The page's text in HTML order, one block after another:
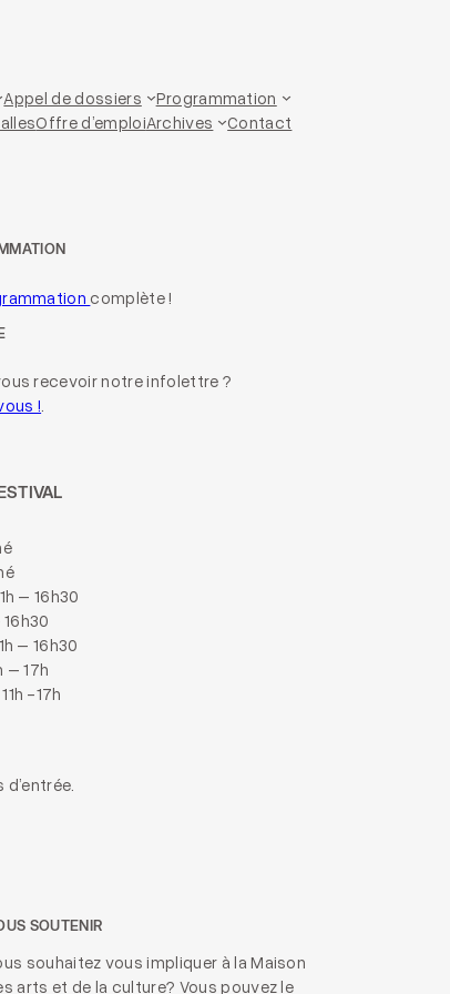
Appel de dossiers
Programmation
Offre d’emploiArchives Contact
complète !
recevoir notre infolettre ?
!.
– 16h30
16h30
– 16h30
– 17h
-17h
SOUTENIR
souhaitez vous impliquer à la Maison
arts et de la culture? Vous pouvez le